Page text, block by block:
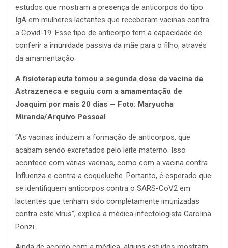
estudos que mostram a presença de anticorpos do tipo
IgA em mulheres lactantes que receberam vacinas contra
a Covid-19. Esse tipo de anticorpo tem a capacidade de
conferir a imunidade passiva da mãe para o filho, através
da amamentação.
A fisioterapeuta tomou a segunda dose da vacina da
Astrazeneca e seguiu com a amamentação de
Joaquim por mais 20 dias — Foto: Maryucha
Miranda/Arquivo Pessoal
“As vacinas induzem a formação de anticorpos, que
acabam sendo excretados pelo leite materno. Isso
acontece com várias vacinas, como com a vacina contra
Influenza e contra a coqueluche. Portanto, é esperado que
se identifiquem anticorpos contra o SARS-CoV2 em
lactentes que tenham sido completamente imunizadas
contra este vírus”, explica a médica infectologista Carolina
Ponzi.